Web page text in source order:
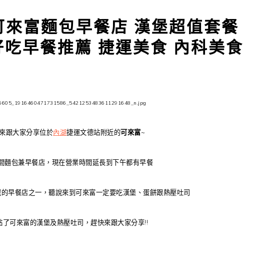
富麵包早餐店 漢堡超值套餐
早餐推薦 捷運美食 內科美食
跟大家分享位於內湖捷運文德站附近的可來富~
麵包兼早餐店，現在營業時間延長到下午都有早餐
的早餐店之一，聽說來到可來富一定要吃漢堡、蛋餅跟熱壓吐司
了可來富的漢堡及熱壓吐司，趕快來跟大家分享!!